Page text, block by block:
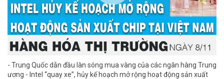
- Trung Quốc dẫn đầu làn sóng mua vàng của các ngân hàng Trung
ương - Intel “quay xe”, hủy kế hoạch mở rộng hoạt động sản xuất